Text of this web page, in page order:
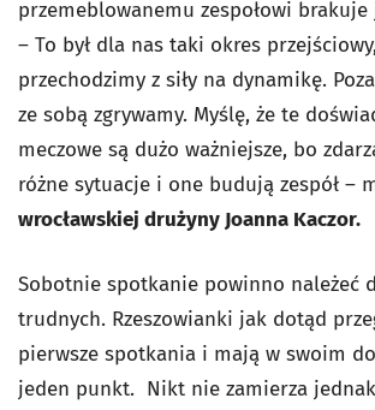
przemeblowanemu zespołowi brakuje
– To był dla nas taki okres
przechodzimy z siły na dynamikę.
ze sobą zgrywamy. Myślę, że te
meczowe są dużo ważniejsze, bo
różne sytuacje i one budują zespół –
wrocławskiej drużyny Joanna Kaczor.
Sobotnie spotkanie powinno należeć
trudnych. Rzeszowianki jak dotąd
pierwsze spotkania i mają w swoim
jeden punkt. Nikt nie zamierza